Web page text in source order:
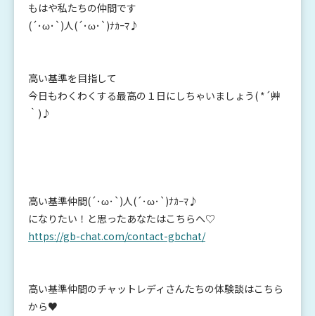
もはや私たちの仲間です
(´･ω･`)人(´･ω･`)ﾅｶｰﾏ♪
高い基準を目指して
今日もわくわくする最高の１日にしちゃいましょう( *´艸
｀)♪
高い基準仲間(´･ω･`)人(´･ω･`)ﾅｶｰﾏ♪
になりたい！と思ったあなたはこちらへ♡
https://gb-chat.com/contact-gbchat/
高い基準仲間のチャットレディさんたちの体験談はこちら
から♥